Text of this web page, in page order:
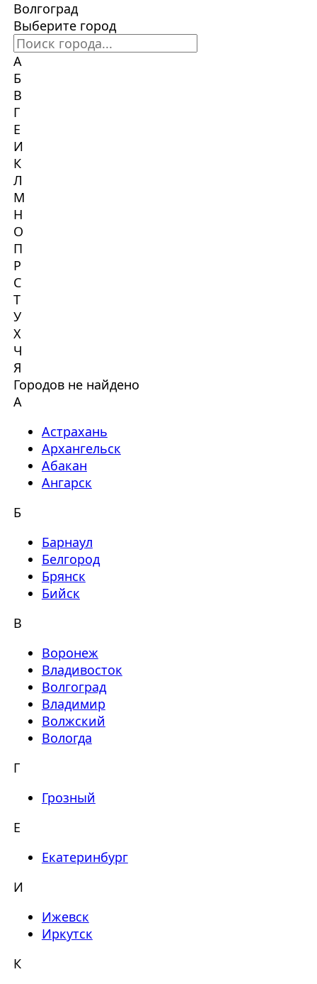
Волгоград
Выберите город
А
Б
В
Г
Е
И
К
Л
М
Н
О
П
Р
С
Т
У
Х
Ч
Я
Городов не найдено
А
Астрахань
Архангельск
Абакан
Ангарск
Б
Барнаул
Белгород
Брянск
Бийск
В
Воронеж
Владивосток
Волгоград
Владимир
Волжский
Вологда
Г
Грозный
Е
Екатеринбург
И
Ижевск
Иркутск
К